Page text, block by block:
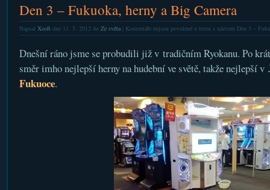
Den 3 – Fukuoka, herny a Big Camera
Napsal Xsoftdne 11. 5. 2012 do Ze světa| Komentáře nejsou povolenéu textu s názvem Den 3 –
Dnešní ráno jsme se probudili již v tradičním Ryokanu. Po
směr imho nejlepší herny na hudební ve světě, takže nejlepší v
Fukuoce.